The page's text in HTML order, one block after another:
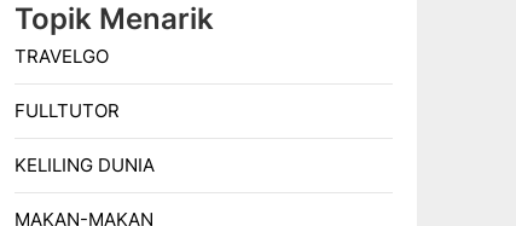
Topik Menarik
TRAVELGO
FULLTUTOR
KELILING DUNIA
MAKAN-MAKAN